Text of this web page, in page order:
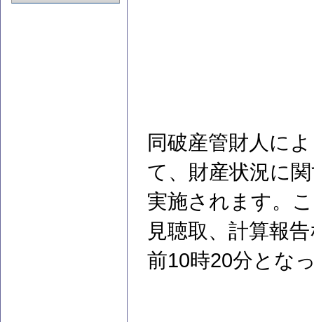
同破産管財人に
て、財産状況に
実施されます。
見聴取、計算報
前10時20分とな